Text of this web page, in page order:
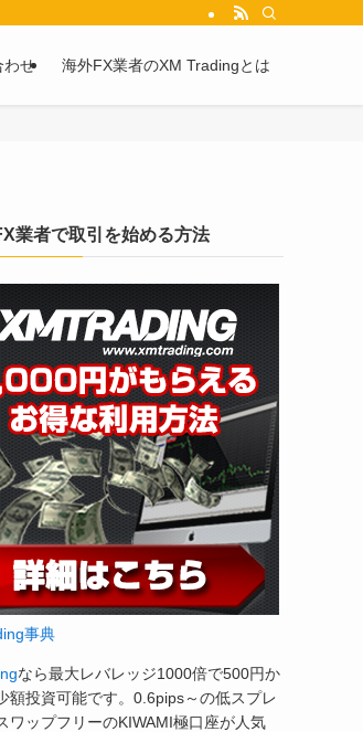
クアップしています。
わせ 海外FX業者のXM Tradingとは
業者で取引を始める方法
事典
なら最大レバレッジ1000倍で500円か
額投資可能です。0.6pips～の低スプレ
ワップフリーのKIWAMI極口座が人気